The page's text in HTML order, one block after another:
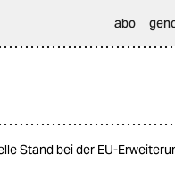
abo
Stand bei der EU-